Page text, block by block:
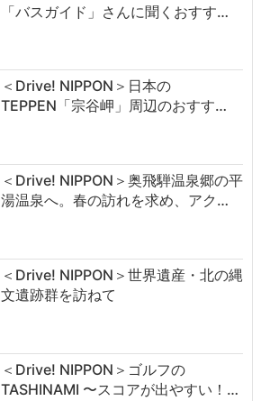
「バスガイド」さんに聞くおすす…
＜Drive! NIPPON＞日本の
TEPPEN「宗谷岬」周辺のおすす…
＜Drive! NIPPON＞奥飛騨温泉郷の平
湯温泉へ。春の訪れを求め、アク…
＜Drive! NIPPON＞世界遺産・北の縄
文遺跡群を訪ねて
＜Drive! NIPPON＞ゴルフの
TASHINAMI 〜スコアが出やすい！…